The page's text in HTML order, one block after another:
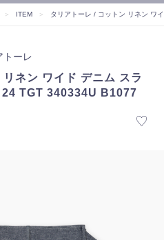
＞ ITEM ＞ タリアトーレ / コットン リネン ワ
トーレ
ネン ワイド デニム スラ
TGT 340334U B1077